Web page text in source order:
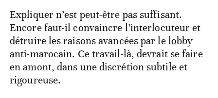
Expliquer n’est peut-être pas suffisant.
Encore faut-il convaincre l’interlocuteur et
détruire les raisons avancées par le lobby
anti-marocain. Ce travail-là, devrait se faire
en amont, dans une discrétion subtile et
rigoureuse.